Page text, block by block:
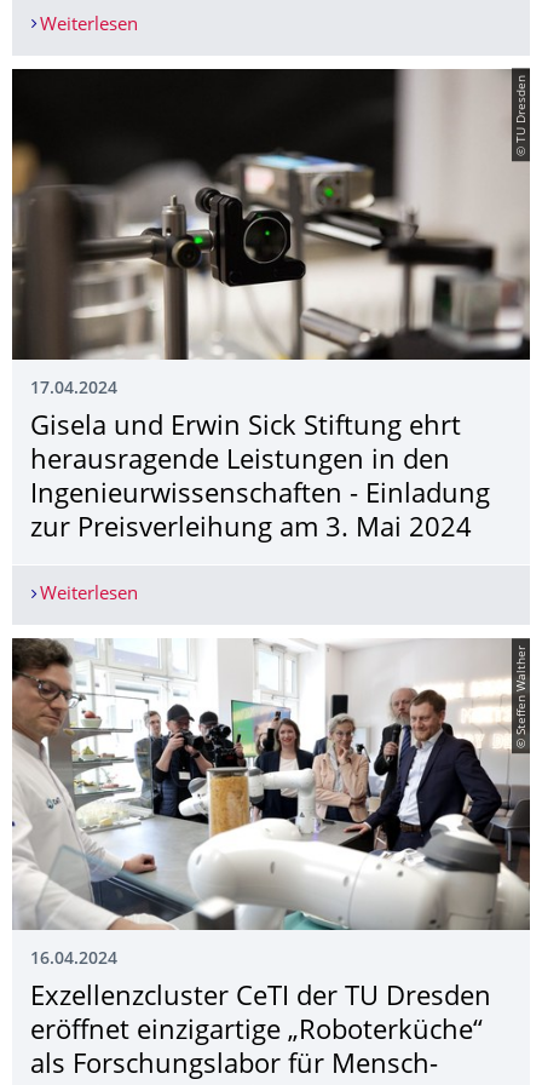
Weiterlesen
© TU Dresden
17.04.2024
Gisela und Erwin Sick Stiftung ehrt
herausragende Leistungen in den
Ingenieurwissen­schaften - Einladung
zur Preisverleihung am 3. Mai 2024
Weiterlesen
© Steffen Walther
16.04.2024
Exzellenzcluster CeTI der TU Dresden
eröffnet einzigartige „Roboterküche“
als Forschungslabor für Mensch-